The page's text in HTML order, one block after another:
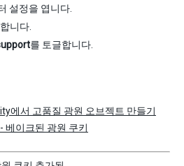
설정을 엽니다.
니다.
를 토글합니다.
에서 고품질 광원 오브젝트 만들기
베이크된 광원 쿠키